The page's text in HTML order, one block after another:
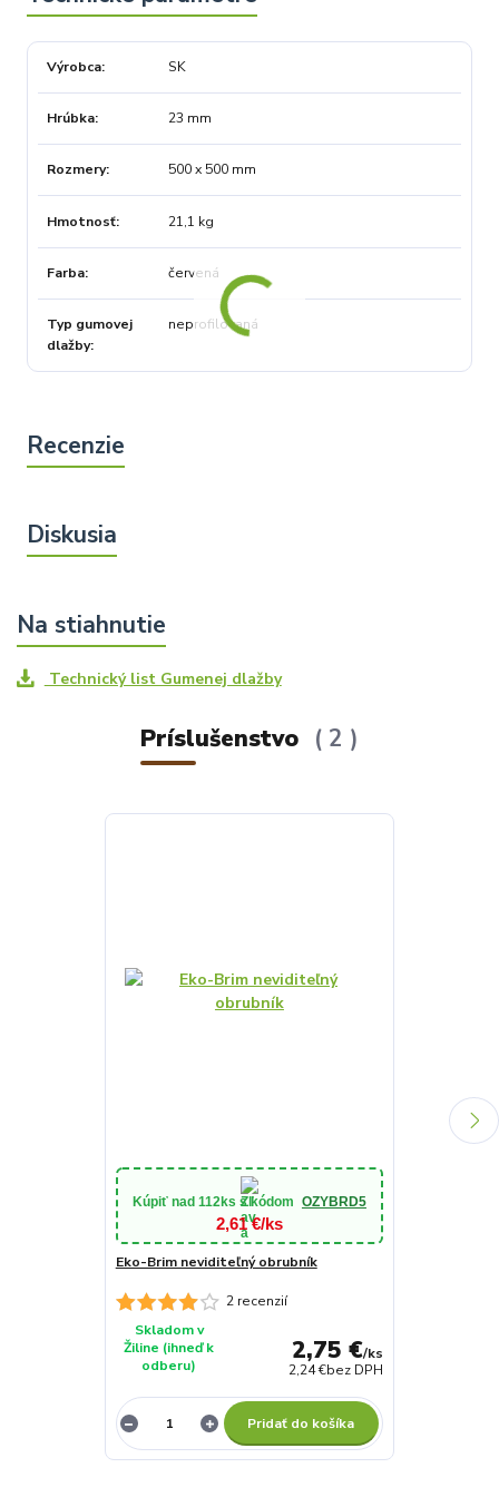
Výrobca SK
Hrúbka 23 mm
Rozmery 500 x 500 mm
Hmotnosť 21,1 kg
Farba červená
Typ gumovej
dlažby
neprofilovaná
Technický list Gumenej dlažby
Príslušenstvo 2
Kúpiť nad 112ks s kódom OZYBRD5
2,61 €/ks
2 recenzií
Eko-Brim neviditeľný obrubník
2,75 €/ks
2,24 €bez DPH
Skladom v
Žiline (ihneď k
odberu)
Pridať do košíka